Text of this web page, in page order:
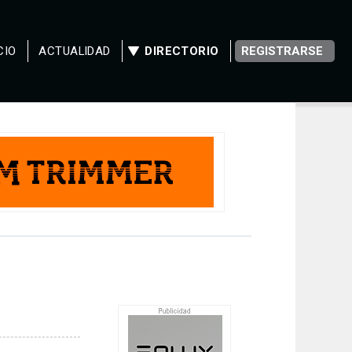
ACTUALIDAD DIRECTORIO REGISTRARSE